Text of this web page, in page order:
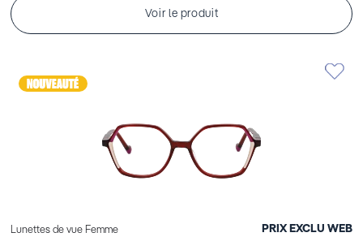
Voir le produit
Lunettes de vue Femme PRIX EXCLU WEB